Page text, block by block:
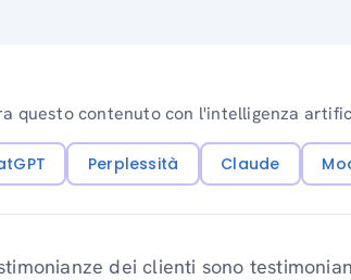
questo contenuto con l'intelligenza
Perplessità Claude
dei clienti sono